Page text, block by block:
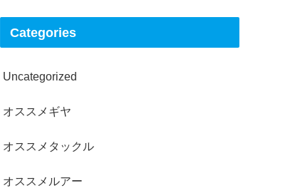
Categories
Uncategorized
オススメギヤ
オススメタックル
オススメルアー